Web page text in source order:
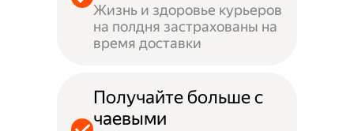
Жизнь и здоровье курьеров
на полдня застрахованы на
время доставки
Получайте больше с
чаевыми